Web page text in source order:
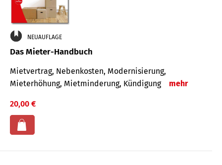
NEUAUFLAGE
Das Mieter-Handbuch
Mietvertrag, Nebenkosten, Modernisierung,
Mieterhöhung, Mietminderung, Kündigung
mehr
20,00 €